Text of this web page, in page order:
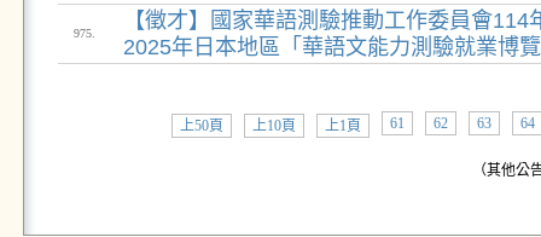
975.
【徵才】國家華語測驗推動工作委員會114
2025年日本地區「華語文能力測驗就業博
上50頁 上10頁 上1頁 61 62 63 64
（其他公